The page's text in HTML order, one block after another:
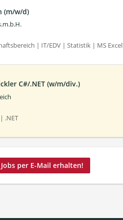
(m/w/d)
| IT/EDV | Statistik | MS Excel
C#/.NET (w/m/div.)
.NET
per E-Mail erhalten!